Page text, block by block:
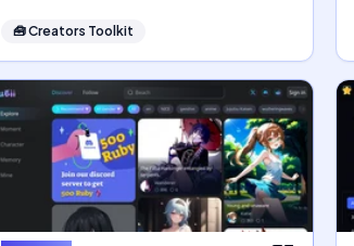
🧰Creators Toolkit